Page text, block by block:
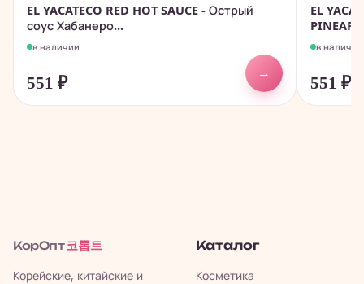
EL YACATECO RED HOT SAUCE - Острый
соус Хабанеро...
в наличии
551 ₽
→
EL
в наличии
551₽
КорОпт 코롭트
Корейские, китайские и
Каталог
Косметика